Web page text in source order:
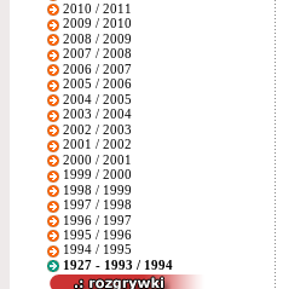
2010 / 2011
2009 / 2010
2008 / 2009
2007 / 2008
2006 / 2007
2005 / 2006
2004 / 2005
2003 / 2004
2002 / 2003
2001 / 2002
2000 / 2001
1999 / 2000
1998 / 1999
1997 / 1998
1996 / 1997
1995 / 1996
1994 / 1995
1927 - 1993 / 1994